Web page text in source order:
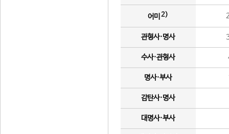
어미 2)
관형사·명사
수사·관형사
명사·부사
감탄사·명사
대명사·부사